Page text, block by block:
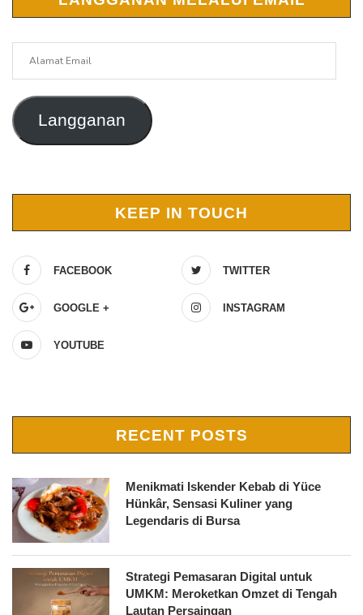
Langganan
KEEP IN TOUCH
FACEBOOK TWITTER
GOOGLE + INSTAGRAM
YOUTUBE
RECENT POSTS
Menikmati Iskender Kebab di Yüce
Hünkâr, Sensasi Kuliner yang
Legendaris di Bursa
Strategi Pemasaran Digital untuk
UMKM: Meroketkan Omzet di Tengah
Lautan Persaingan